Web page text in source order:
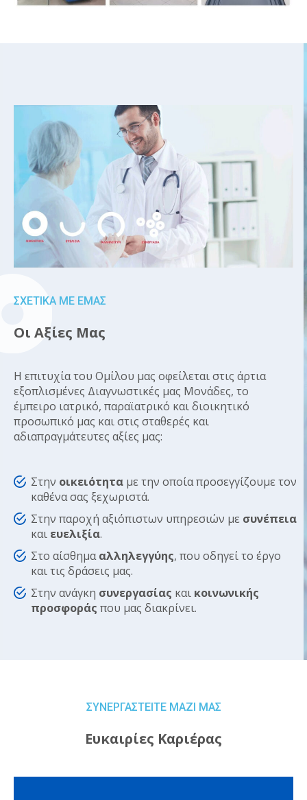
ΣΧΕΤΙΚΑ ΜΕ ΕΜΑΣ
Οι Αξίες Μας
Η επιτυχία του Ομίλου μας οφείλεται στις άρτια
εξοπλισμένες Διαγνωστικές μας Μονάδες, το
έμπειρο ιατρικό, παραϊατρικό και διοικητικό
προσωπικό μας και στις σταθερές και
αδιαπραγμάτευτες αξίες μας:
Στην οικειότητα με την οποία προσεγγίζουμε τον
καθένα σας ξεχωριστά.
Στην παροχή αξιόπιστων υπηρεσιών με συνέπεια
και ευελιξία.
Στο αίσθημααλληλεγγύης, που οδηγεί το έργο
και τις δράσεις μας.
Στην ανάγκη συνεργασίας και κοινωνικής
προσφοράς που μας διακρίνει.
ΣΥΝΕΡΓΑΣΤΕΙΤΕ ΜΑΖΙ ΜΑΣ
Ευκαιρίες Καριέρας